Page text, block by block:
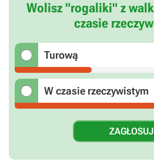
Wolisz "rogaliki" z
czasie
Turową
W czasie rzeczywistym